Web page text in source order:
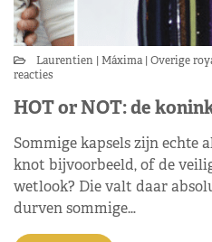
Laurentien Máxima Overige
reacties
HOT or NOT: de
Sommige kapsels zijn echte
knot bijvoorbeeld, of de
wetlook? Die valt daar
durven sommige…